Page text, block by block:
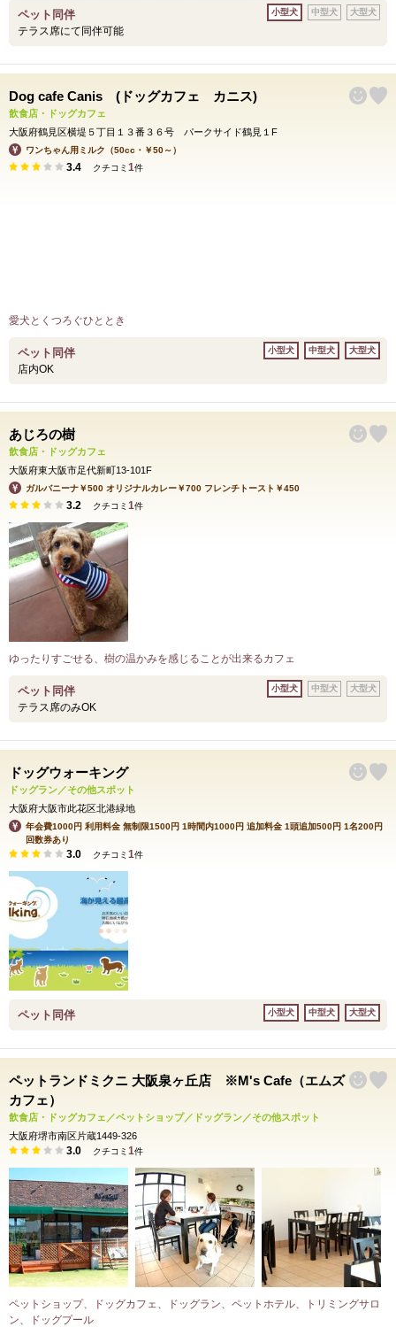
ペット同伴
テラス席にて同伴可能
小型犬 中型犬 大型犬
Dog cafe Canis (ドッグカフェ カニス)
飲食店・ドッグカフェ
大阪府鶴見区横堤５丁目１３番３６号 パークサイド鶴見１F
ワンちゃん用ミルク（50cc・￥50～）
3.4 クチコミ 1件
愛犬とくつろぐひととき
ペット同伴
店内OK
小型犬 中型犬 大型犬
あじろの樹
飲食店・ドッグカフェ
大阪府東大阪市足代新町13-101F
ガルバニーナ￥500 オリジナルカレー￥700 フレンチトースト￥450
3.2 クチコミ 1件
ゆったりすごせる、樹の温かみを感じることが出来るカフェ
ペット同伴
テラス席のみOK
小型犬 中型犬 大型犬
ドッグウォーキング
ドッグラン／その他スポット
大阪府大阪市此花区北港緑地
年会費1000円 利用料金 無制限1500円 1時間内1000円 追加料金 1頭追加500円 1名200円
回数券あり
3.0 クチコミ 1件
ペット同伴 小型犬 中型犬 大型犬
ペットランドミクニ 大阪泉ヶ丘店 ※M's Cafe（エムズ
カフェ）
飲食店・ドッグカフェ／ペットショップ／ドッグラン／その他スポット
大阪府堺市南区片蔵1449-326
3.0 クチコミ 1件
ペットショップ、ドッグカフェ、ドッグラン、ペットホテル、トリミングサロ
ン、ドッグプール